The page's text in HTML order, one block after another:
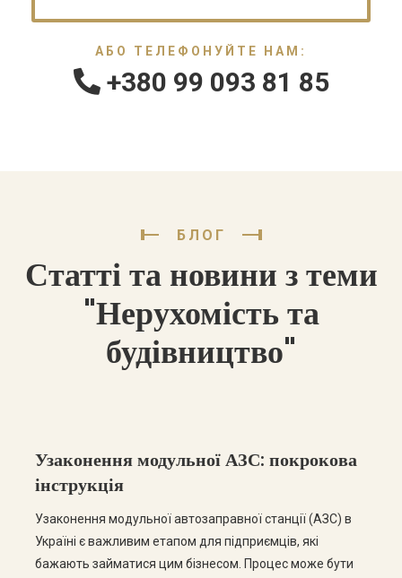
АБО ТЕЛЕФОНУЙТЕ НАМ:
+380 99 093 81 85
БЛОГ
Статті та новини з теми
"Нерухомість та
будівництво"
Узаконення модульної АЗС: покрокова
інструкція
Узаконення модульної автозаправної станції (АЗС) в
Україні є важливим етапом для підприємців, які
бажають займатися цим бізнесом. Процес може бути